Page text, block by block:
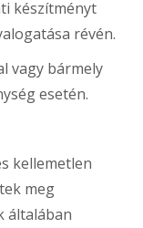
készítményt
révén.
vagy bármely
esetén.
kellemetlen
meg
általában